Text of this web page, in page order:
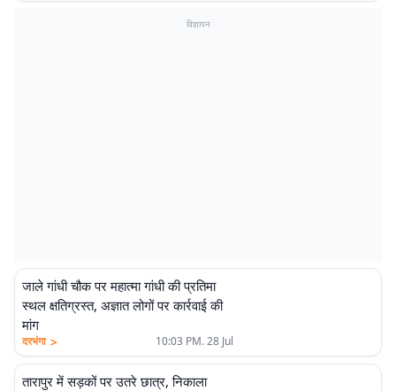
विज्ञापन
जाले गांधी चौक पर महात्मा गांधी की प्रतिमा
स्थल क्षतिग्रस्त, अज्ञात लोगों पर कार्रवाई की
मांग
दरभंगा > 10:03 PM. 28 Jul
तारापुर में सड़कों पर उतरे छात्र, निकाला